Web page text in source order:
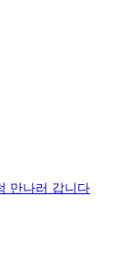
만나러 갑니다